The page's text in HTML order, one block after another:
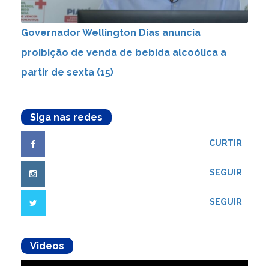
Governador Wellington Dias anuncia
proibição de venda de bebida alcoólica a
partir de sexta (15)
Siga nas redes
CURTIR
SEGUIR
SEGUIR
Videos